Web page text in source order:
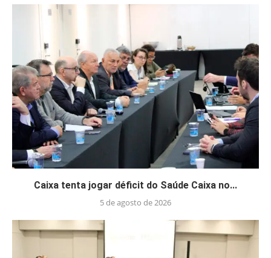
Caixa tenta jogar déficit do Saúde Caixa no...
5 de agosto de 2026